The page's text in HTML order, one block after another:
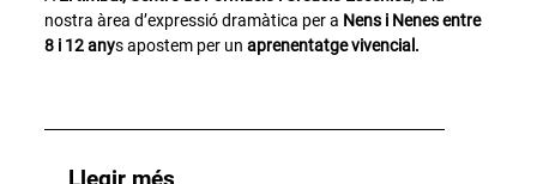
nostra àrea d’expressió dramàtica per a Nens i Nenes entre
8 i 12 anys apostem per unaprenentatge vivencial.